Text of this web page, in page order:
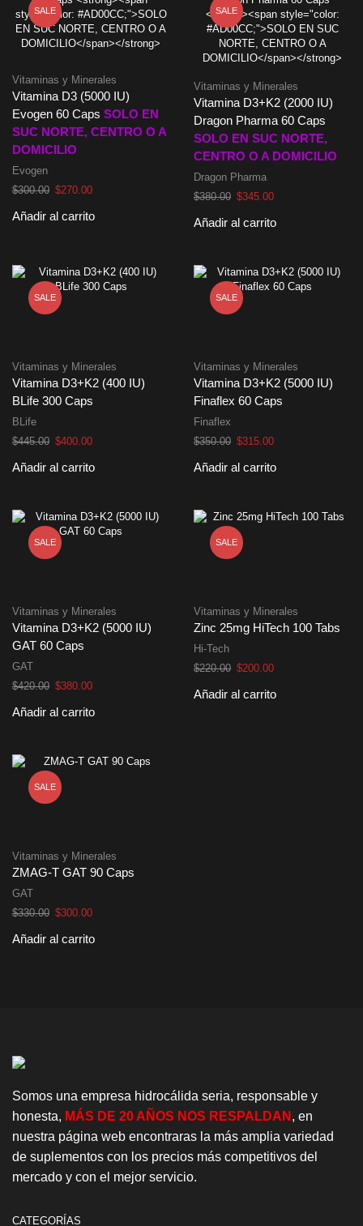
SALE
Vitaminas y Minerales
Vitamina D3 (5000 IU)
Evogen 60 Caps SOLO EN
SUC NORTE, CENTRO O A
DOMICILIO
Evogen
$300.00 El
original
$270.00El
actual
Añadir al carrito
SALE
Vitaminas y Minerales
Vitamina D3+K2 (2000 IU)
Dragon Pharma 60 Caps
SOLO EN SUC NORTE,
CENTRO O A DOMICILIO
Dragon Pharma
$380.00 El
original
$345.00El
actual
Añadir al carrito
SALE
Vitaminas y Minerales
Vitamina D3+K2 (400 IU)
BLife 300 Caps
BLife
$445.00 El
original
$400.00El
actual
Añadir al carrito
SALE
Vitaminas y Minerales
Vitamina D3+K2 (5000 IU)
Finaflex 60 Caps
Finaflex
$350.00 El
original
$315.00El
actual
Añadir al carrito
SALE
Vitaminas y Minerales
Vitamina D3+K2 (5000 IU)
GAT 60 Caps
GAT
$420.00 El
original
$380.00El
actual
Añadir al carrito
SALE
Vitaminas y Minerales
Zinc 25mg HiTech 100 Tabs
Hi-Tech
$220.00 El
original
$200.00El
actual
Añadir al carrito
SALE
Vitaminas y Minerales
ZMAG-T GAT 90 Caps
GAT
$330.00 El
original
$300.00El
actual
Añadir al carrito
Somos una empresa hidrocálida seria, responsable y
honesta, MÁS DE 20 AÑOS NOS RESPALDAN , en
nuestra página web encontraras la más amplia variedad
de suplementos con los precios más competitivos del
mercado y con el mejor servicio.
CATEGORÍAS